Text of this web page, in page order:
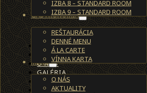
IZBA 8 – STANDARD ROOM
IZBA 9 – STANDARD ROOM
GASTRONÓMIA
REŠTAURÁCIA
DENNÉ MENU
Á LA CARTE
VÍNNA KARTA
MENU
O NÁS
AKTUALITY
UBYTOVANIE
REŠTAURÁCIA
O NÁS
GALÉRIA
KONTAKT
REZERVÁCIE